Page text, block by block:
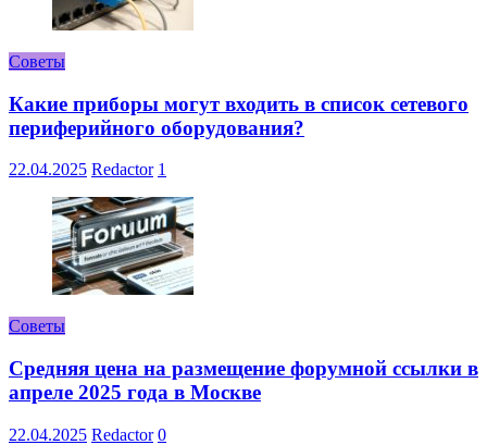
Советы
Какие приборы могут входить в список сетевого
периферийного оборудования?
22.04.2025 Redactor 1
Советы
Средняя цена на размещение форумной ссылки в
апреле 2025 года в Москве
22.04.2025 Redactor 0